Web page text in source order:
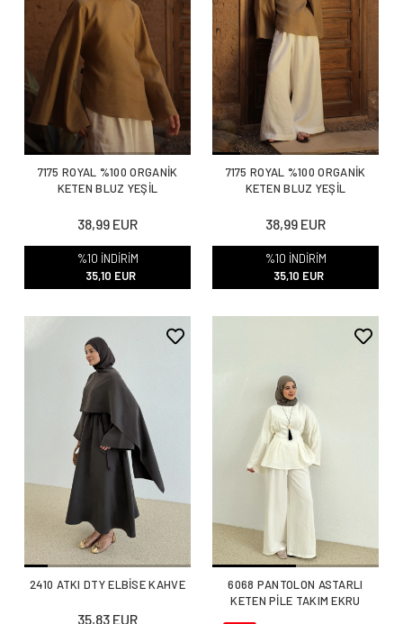
7175 ROYAL %100 ORGANİK
KETEN BLUZ YEŞİL
38,99 EUR
%10 İNDİRİM
35,10 EUR
7175 ROYAL %100 ORGANİK
KETEN BLUZ YEŞİL
38,99 EUR
%10 İNDİRİM
35,10 EUR
2410 ATKI DTY ELBİSE KAHVE
35,83 EUR
6068 PANTOLON ASTARLI
KETEN PİLE TAKIM EKRU